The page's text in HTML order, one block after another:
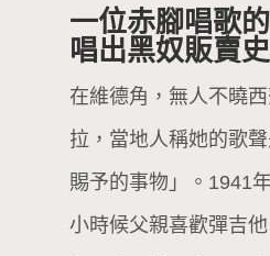
一位赤腳唱歌
唱出黑奴販賣
在維德角，無人不曉
拉，當地人稱她的歌
賜予的事物」。1941
小時候父親喜歡彈吉